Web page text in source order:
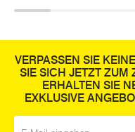
VERPASSEN SIE
SIE SICH JETZT ZUM
ERHALTEN SIE
EXKLUSIVE